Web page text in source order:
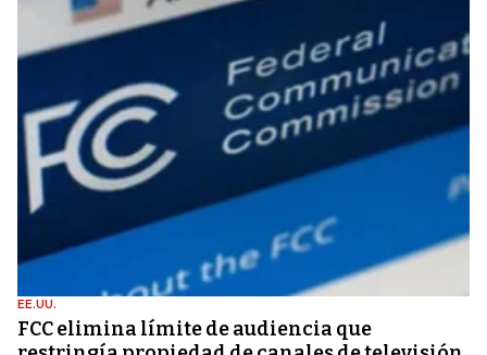
EE.UU.
FCC elimina límite de audiencia que